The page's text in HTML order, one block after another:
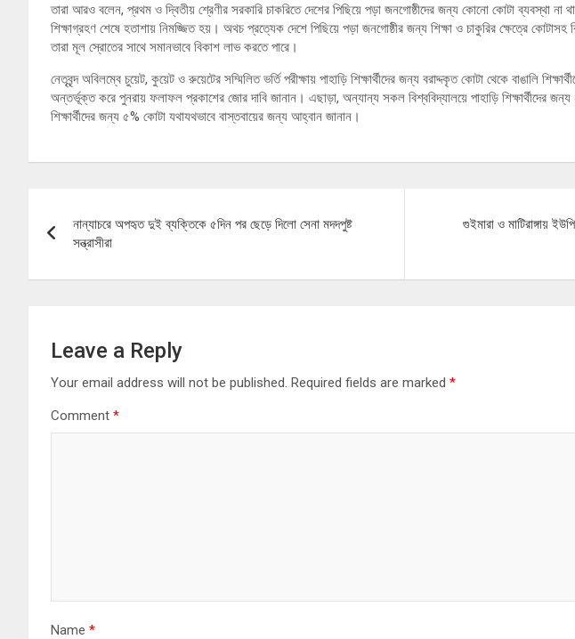
তারা আরও বলেন, প্রথম ও দ্বিতীয় শ্রেণীর সরকারি চাকরিতে দেশের পিছিয়ে পড়া জনগোষ্ঠীদের জন্য কোনো কোটা ব্যবস্থা না
শিক্ষাগ্রহণ শেষে হতাশায় নিমজ্জিত হয়। অথচ প্রত্যেক দেশে পিছিয়ে পড়া জনগোষ্ঠীর জন্য শিক্ষা ও চাকুরির ক্ষেত্রে কোটাসহ
তারা মূল স্রোতের সাথে সমানভাবে বিকাশ লাভ করতে পারে।
নেতৃবৃন্দ অবিলম্বে চুয়েট, কুয়েট ও রুয়েটের সম্মিলিত ভর্তি পরীক্ষায় পাহাড়ি শিক্ষার্থীদের জন্য বরাদ্দকৃত কোটা থেকে বাঙালি
অন্তর্ভূক্ত করে পুনরায় ফলাফল প্রকাশের জোর দাবি জানান। এছাড়া, অন্যান্য সকল বিশ্ববিদ্যালয়ে পাহাড়ি শিক্ষার্থীদের
শিক্ষার্থীদের জন্য ৫% কোটা যথাযথভাবে বাস্তবায়ের জন্য আহ্বান জানান।
navigation
নান্যাচরে অপহৃত দুই ব্যক্তিকে ৫দিন পর ছেড়ে দিলো সেনা মদদপুষ্ট
সন্ত্রাসীরা
গুইমারা ও মাটিরাঙ্গায়
Leave a Reply
Your email address will not be published. Required fields are marked *
Comment *
Name *